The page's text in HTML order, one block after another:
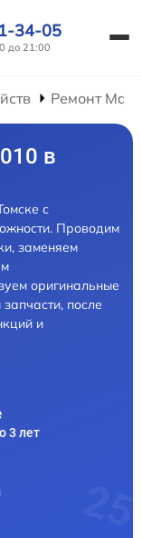
34-05
до 21:00
Ремонт
в
с
Проводим
заменяем
оригинальные
после
и
3 лет